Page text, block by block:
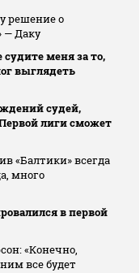
решение о
— Даку
меня за то,
выглядеть
судей,
лиги сможет
«Балтики» всегда
много
в первой
«Конечно,
все будет